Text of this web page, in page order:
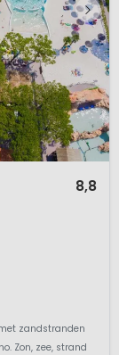
8,8
zandstranden
Zon, zee, strand